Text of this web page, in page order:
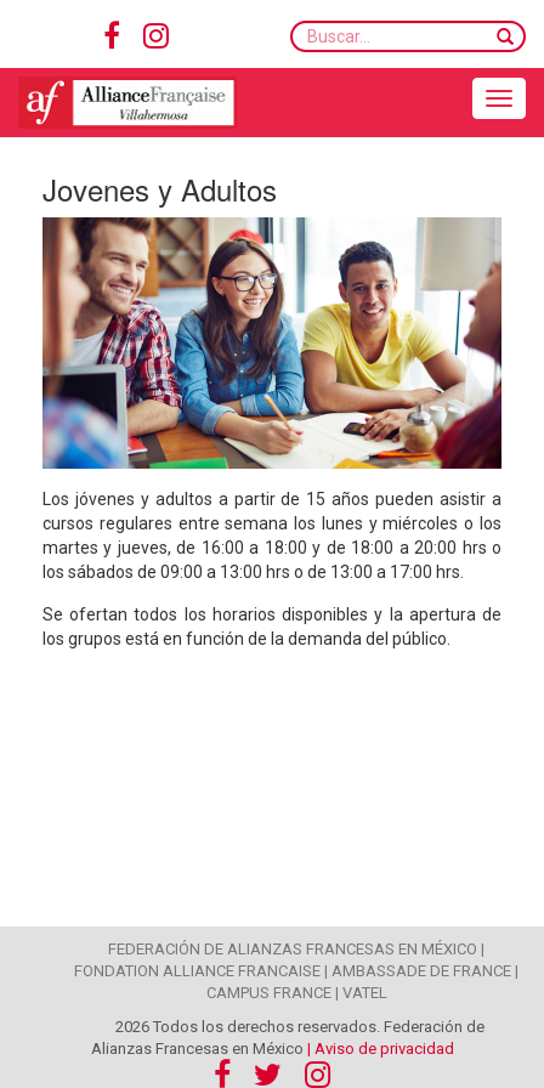
Buscar...
Jovenes y Adultos
Los jóvenes y adultos a partir de 15 años pueden asistir a
cursos regulares entre semana los lunes y miércoles o los
martes y jueves, de 16:00 a 18:00 y de 18:00 a 20:00 hrs o
los sábados de 09:00 a 13:00 hrs o de 13:00 a 17:00 hrs.
Se ofertan todos los horarios disponibles y la apertura de
los grupos está en función de la demanda del público.
FEDERACIÓN DE ALIANZAS FRANCESAS EN MÉXICO |
FONDATION ALLIANCE FRANCAISE | AMBASSADE DE FRANCE |
CAMPUS FRANCE | VATEL
2026 Todos los derechos reservados. Federación de
Alianzas Francesas en México | Aviso de privacidad